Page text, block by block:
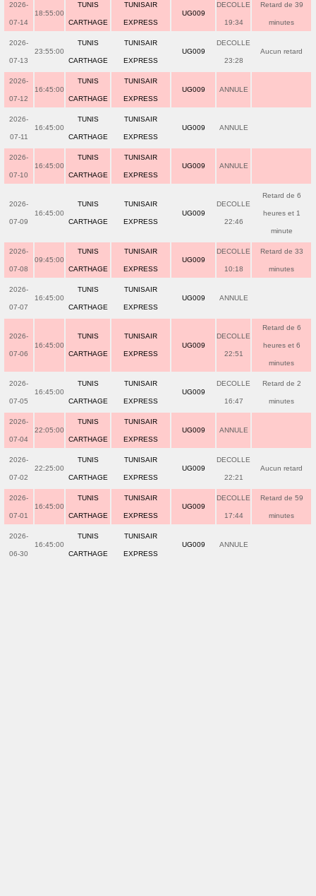
2026-
07-14
18:55:00
TUNIS
CARTHAGE
TUNISAIR
EXPRESS
UG009
DECOLLE
19:34
Retard de 39
minutes
2026-
07-13
23:55:00
TUNIS
CARTHAGE
TUNISAIR
EXPRESS
UG009
DECOLLE
23:28
Aucun retard
2026-
07-12
16:45:00
TUNIS
CARTHAGE
TUNISAIR
EXPRESS
UG009 ANNULE
2026-
07-11
16:45:00
TUNIS
CARTHAGE
TUNISAIR
EXPRESS
UG009 ANNULE
2026-
07-10
16:45:00
TUNIS
CARTHAGE
TUNISAIR
EXPRESS
UG009 ANNULE
2026-
07-09
16:45:00
TUNIS
CARTHAGE
TUNISAIR
EXPRESS
UG009
DECOLLE
22:46
Retard de 6
heures et 1
minute
2026-
07-08
09:45:00
TUNIS
CARTHAGE
TUNISAIR
EXPRESS
UG009
DECOLLE
10:18
Retard de 33
minutes
2026-
07-07
16:45:00
TUNIS
CARTHAGE
TUNISAIR
EXPRESS
UG009 ANNULE
2026-
07-06
16:45:00
TUNIS
CARTHAGE
TUNISAIR
EXPRESS
UG009
DECOLLE
22:51
Retard de 6
heures et 6
minutes
2026-
07-05
16:45:00
TUNIS
CARTHAGE
TUNISAIR
EXPRESS
UG009
DECOLLE
16:47
Retard de 2
minutes
2026-
07-04
22:05:00
TUNIS
CARTHAGE
TUNISAIR
EXPRESS
UG009 ANNULE
2026-
07-02
22:25:00
TUNIS
CARTHAGE
TUNISAIR
EXPRESS
UG009
DECOLLE
22:21
Aucun retard
2026-
07-01
16:45:00
TUNIS
CARTHAGE
TUNISAIR
EXPRESS
UG009
DECOLLE
17:44
Retard de 59
minutes
2026-
06-30
16:45:00
TUNIS
CARTHAGE
TUNISAIR
EXPRESS
UG009 ANNULE